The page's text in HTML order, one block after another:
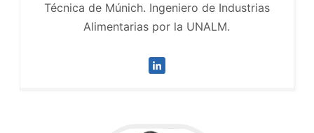
Técnica de Múnich. Ingeniero de Industrias
Alimentarias por la UNALM.